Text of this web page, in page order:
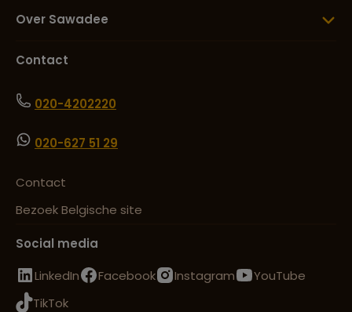
Over Sawadee
Contact
020-4202220
020-627 51 29
Contact
Bezoek Belgische site
Social media
LinkedIn
Facebook Instagram
YouTube
TikTok